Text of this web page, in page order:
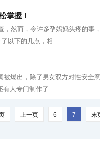
掌握！
，然而，令许多孕妈妈头疼的事
以下的几点，相...
爆出，除了男女双方对性安全
有人专门制作了...
上一页 6 7 末